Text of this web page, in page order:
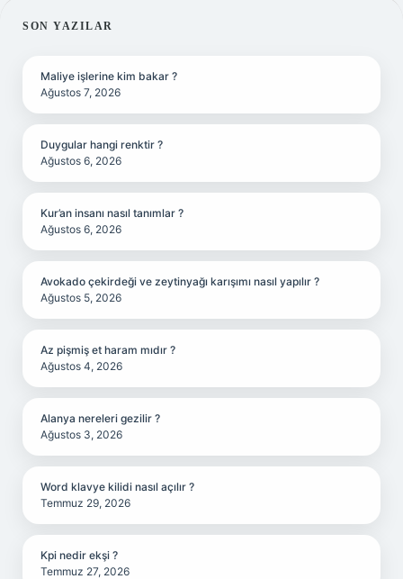
SIDEBAR
SON YAZILAR
Maliye işlerine kim bakar ?
Ağustos 7, 2026
Duygular hangi renktir ?
Ağustos 6, 2026
Kur’an insanı nasıl tanımlar ?
Ağustos 6, 2026
Avokado çekirdeği ve zeytinyağı karışımı nasıl yapılır ?
Ağustos 5, 2026
Az pişmiş et haram mıdır ?
Ağustos 4, 2026
Alanya nereleri gezilir ?
Ağustos 3, 2026
Word klavye kilidi nasıl açılır ?
Temmuz 29, 2026
Kpi nedir ekşi ?
Temmuz 27, 2026